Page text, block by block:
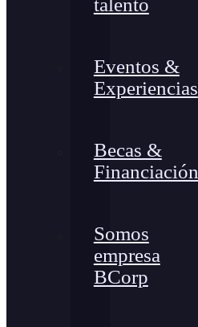
talento
Eventos &
Experiencias
Becas &
Financiación
Somos
empresa
BCorp